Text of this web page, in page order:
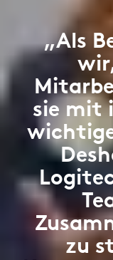
„Als
sie mit
zu